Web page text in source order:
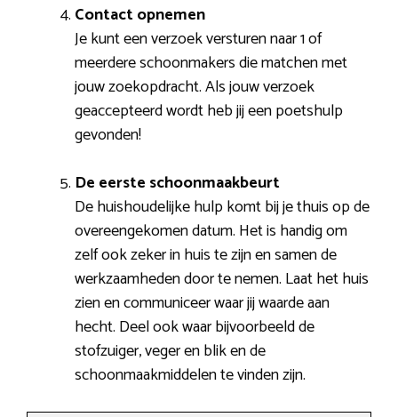
Contact opnemen
Je kunt een verzoek versturen naar 1 of
meerdere schoonmakers die matchen met
jouw zoekopdracht. Als jouw verzoek
geaccepteerd wordt heb jij een poetshulp
gevonden!
De eerste schoonmaakbeurt
De huishoudelijke hulp komt bij je thuis op de
overeengekomen datum. Het is handig om
zelf ook zeker in huis te zijn en samen de
werkzaamheden door te nemen. Laat het huis
zien en communiceer waar jij waarde aan
hecht. Deel ook waar bijvoorbeeld de
stofzuiger, veger en blik en de
schoonmaakmiddelen te vinden zijn.